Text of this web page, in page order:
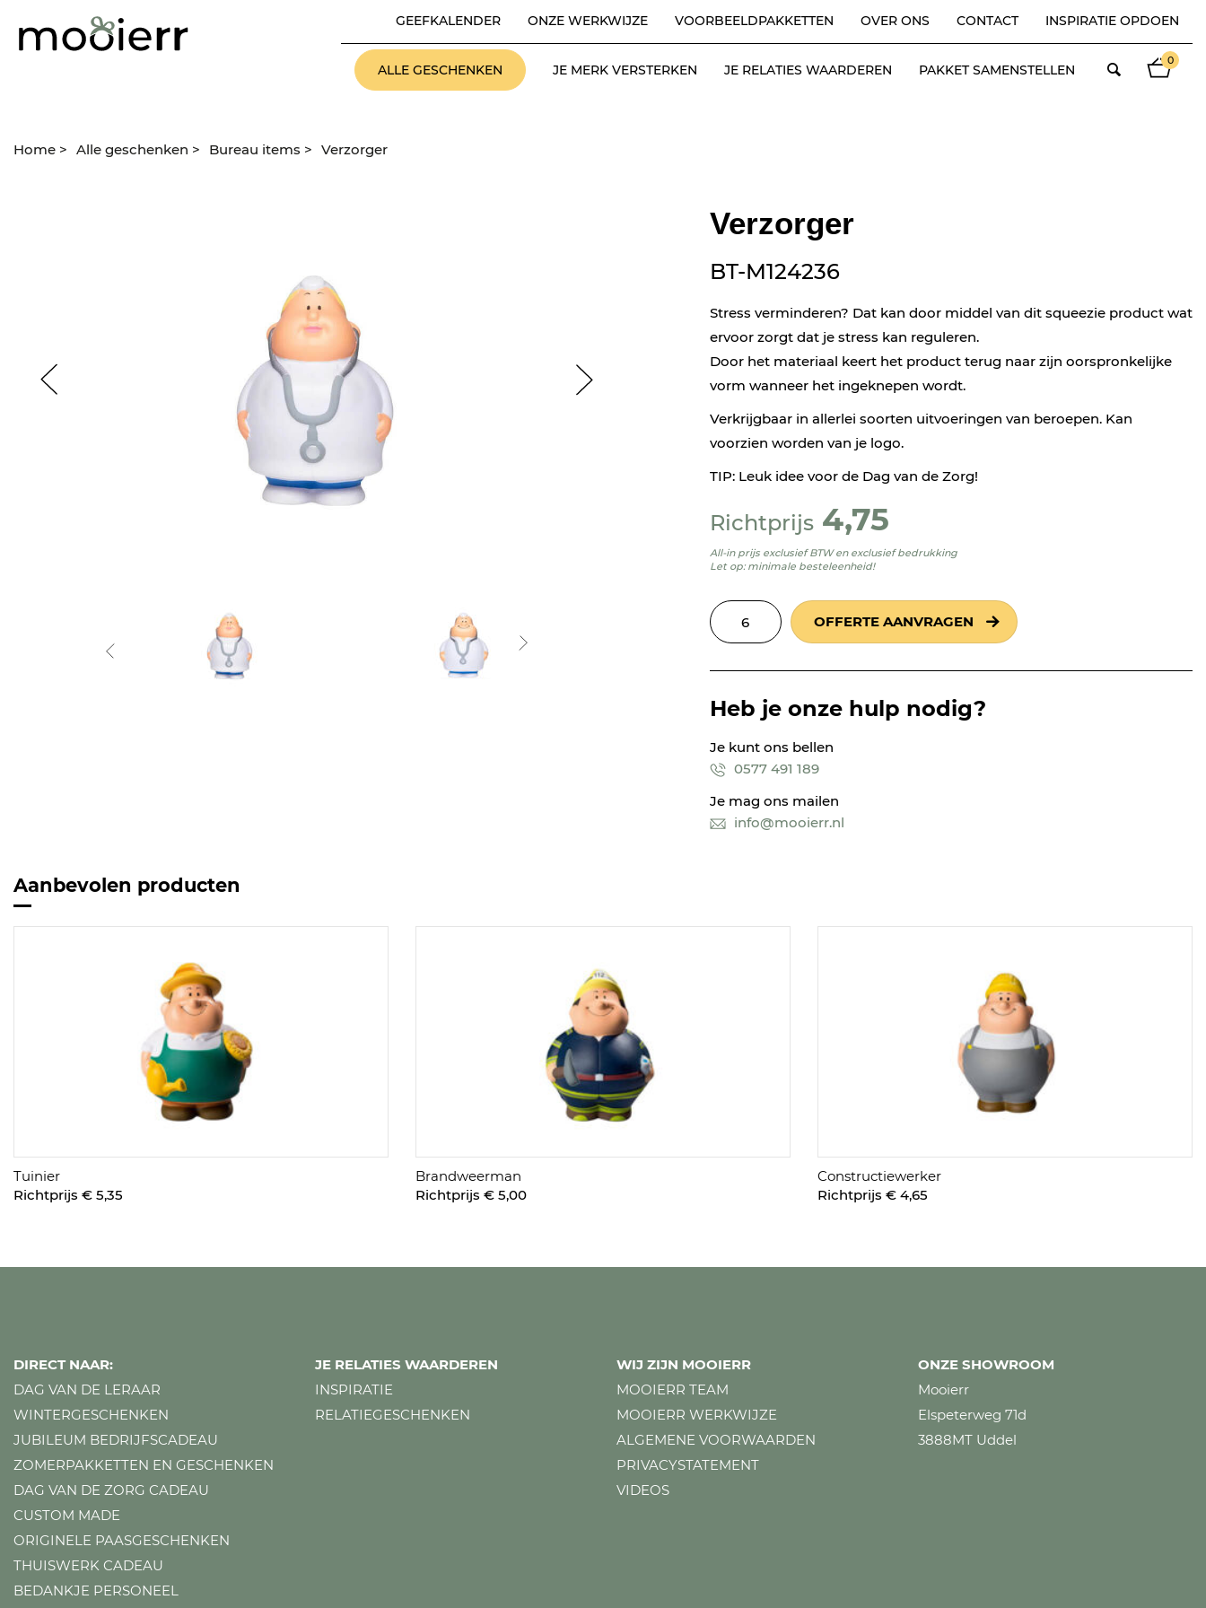
GEEFKALENDER ONZE WERKWIJZE VOORBEELDPAKKETTEN OVER ONS CONTACT INSPIRATIE OPDOEN
ALLE GESCHENKEN JE MERK VERSTERKEN JE RELATIES WAARDEREN PAKKET SAMENSTELLEN
0
Home > Alle geschenken > Bureau items > Verzorger
Verzorger
BT-M124236
Stress verminderen? Dat kan door middel van dit squeezie product wat
ervoor zorgt dat je stress kan reguleren.
Door het materiaal keert het product terug naar zijn oorspronkelijke
vorm wanneer het ingeknepen wordt.
Verkrijgbaar in allerlei soorten uitvoeringen van beroepen. Kan
voorzien worden van je logo.
TIP: Leuk idee voor de Dag van de Zorg!
Richtprijs 4,75
All-in prijs exclusief BTW en exclusief bedrukking
Let op: minimale besteleenheid!
OFFERTE AANVRAGEN
Heb je onze hulp nodig?
Je kunt ons bellen
0577 491 189
Je mag ons mailen
info@mooierr.nl
Aanbevolen producten
Tuinier
Richtprijs € 5,35
Brandweerman
Richtprijs € 5,00
Constructiewerker
Richtprijs € 4,65
DIRECT NAAR:
DAG VAN DE LERAAR
WINTERGESCHENKEN
JUBILEUM BEDRIJFSCADEAU
ZOMERPAKKETTEN EN GESCHENKEN
DAG VAN DE ZORG CADEAU
CUSTOM MADE
ORIGINELE PAASGESCHENKEN
THUISWERK CADEAU
BEDANKJE PERSONEEL
JE RELATIES WAARDEREN
INSPIRATIE
RELATIEGESCHENKEN
WIJ ZIJN MOOIERR
MOOIERR TEAM
MOOIERR WERKWIJZE
ALGEMENE VOORWAARDEN
PRIVACYSTATEMENT
VIDEOS
ONZE SHOWROOM
Mooierr
Elspeterweg 71d
3888MT Uddel